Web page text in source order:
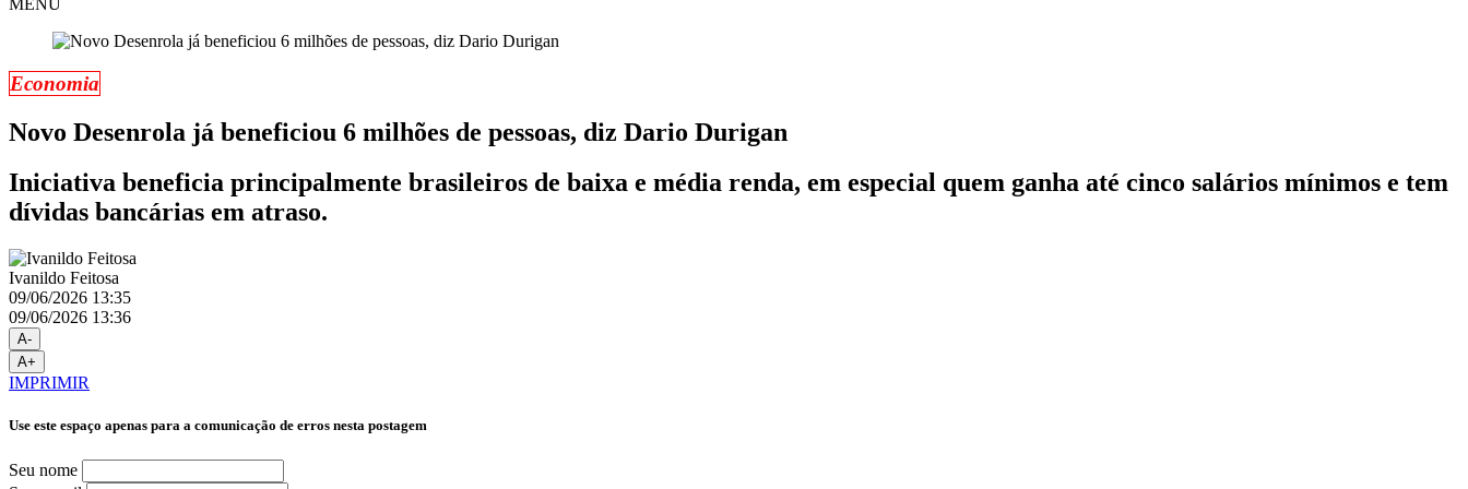
Economia
Novo Desenrola já beneficiou 6 milhões de pessoas, diz Dario Durigan
Iniciativa beneficia principalmente brasileiros de baixa e média renda, em especial quem ganha até cinco salários mínimos e tem
dívidas bancárias em atraso.
Ivanildo Feitosa
09/06/2026 13:35
09/06/2026 13:36
A-
A+
IMPRIMIR
Use este espaço apenas para a comunicação de erros nesta postagem
Seu nome